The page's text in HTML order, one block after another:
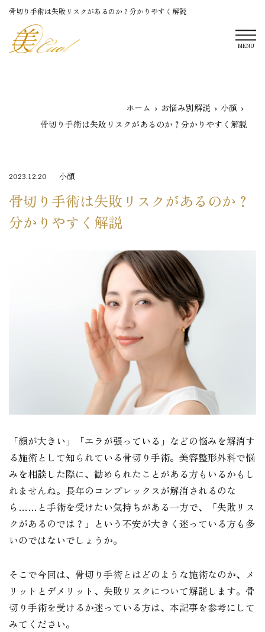
骨切り手術は失敗リスクがあるのか？分かりやすく解説
MENU
ホーム お悩み別解説
小顔
骨切り手術は失敗リスクがあるのか？分かりやすく解説
2023.12.20 小顔
骨切り手術は失敗リスクがあるのか？
分かりやすく解説
「顔が大きい」「エラが張っている」などの悩みを解消す
る施術として知られている骨切り手術。美容整形外科で悩
みを相談した際に、勧められたことがある方もいるかもし
れませんね。長年のコンプレックスが解消されるのな
ら……と手術を受けたい気持ちがある一方で、「失敗リス
クがあるのでは？」という不安が大きく迷っている方も多
いのではないでしょうか。
そこで今回は、骨切り手術とはどのような施術なのか、メ
リットとデメリット、失敗リスクについて解説します。骨
切り手術を受けるか迷っている方は、本記事を参考にして
みてください。